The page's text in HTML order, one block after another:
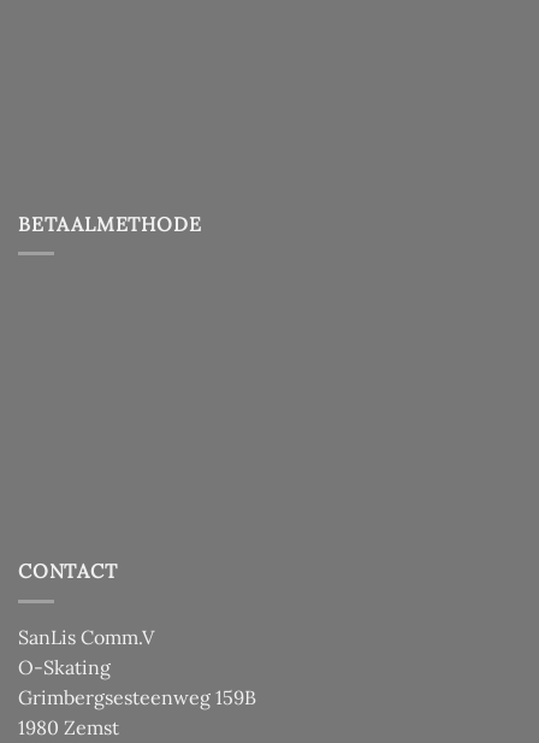
BETAALMETHODE
CONTACT
SanLis Comm.V
O-Skating
Grimbergsesteenweg 159B
1980 Zemst